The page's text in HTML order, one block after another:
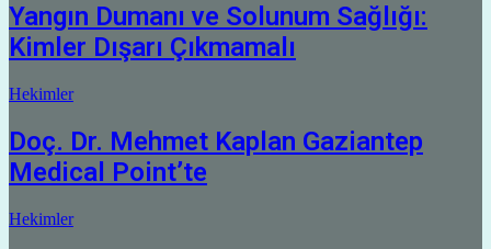
Yangın Dumanı ve Solunum Sağlığı:
Kimler Dışarı Çıkmamalı
Hekimler
Doç. Dr. Mehmet Kaplan Gaziantep
Medical Point’te
Hekimler